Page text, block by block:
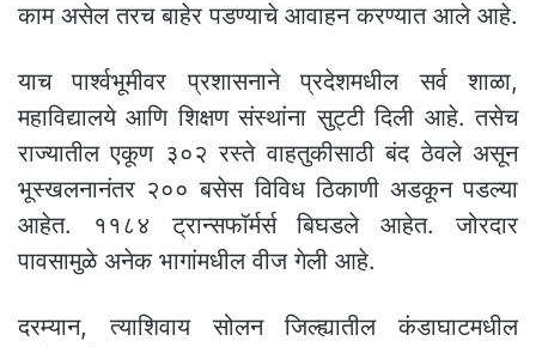
काम असेल तरच बाहेर पडण्याचे आवाहन करण्यात आले आहे.
याच पार्श्वभूमीवर प्रशासनाने प्रदेशमधील सर्व शाळा,
महाविद्यालये आणि शिक्षण संस्थांना सुट्टी दिली आहे. तसेच
राज्यातील एकूण ३०२ रस्ते वाहतुकीसाठी बंद ठेवले असून
भूस्खलनानंतर २०० बसेस विविध ठिकाणी अडकून पडल्या
आहेत. ११८४ ट्रान्सफॉर्मर्स बिघडले आहेत. जोरदार
पावसामुळे अनेक भागांमधील वीज गेली आहे.
दरम्यान, त्याशिवाय सोलन जिल्ह्यातील कंडाघाटमधील